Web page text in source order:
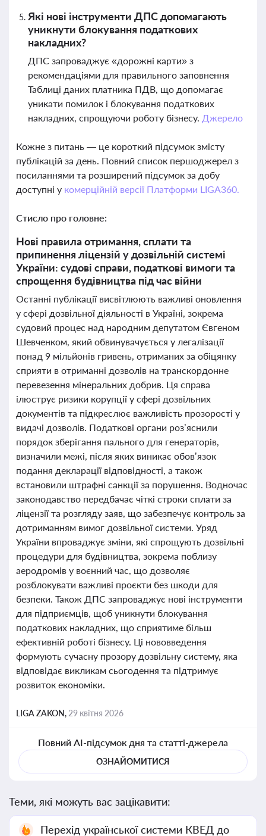
Які нові інструменти ДПС допомагають
уникнути блокування податкових
накладних?
ДПС запроваджує «дорожні карти» з
рекомендаціями для правильного заповнення
Таблиці даних платника ПДВ, що допомагає
уникати помилок і блокування податкових
накладних, спрощуючи роботу бізнесу. Джерело
Кожне з питань — це короткий підсумок змісту
публікацій за день. Повний список першоджерел з
посиланнями та розширений підсумок за добу
доступні у комерційній версії Платформи LIGA360.
Стисло про головне:
Нові правила отримання, сплати та
припинення ліцензій у дозвільній системі
України: судові справи, податкові вимоги та
спрощення будівництва під час війни
Останні публікації висвітлюють важливі оновлення
у сфері дозвільної діяльності в Україні, зокрема
судовий процес над народним депутатом Євгеном
Шевченком, який обвинувачується у легалізації
понад 9 мільйонів гривень, отриманих за обіцянку
сприяти в отриманні дозволів на транскордонне
перевезення мінеральних добрив. Ця справа
ілюструє ризики корупції у сфері дозвільних
документів та підкреслює важливість прозорості у
видачі дозволів. Податкові органи роз’яснили
порядок зберігання пального для генераторів,
визначили межі, після яких виникає обов’язок
подання декларації відповідності, а також
встановили штрафні санкції за порушення. Водночас
законодавство передбачає чіткі строки сплати за
ліцензії та розгляду заяв, що забезпечує контроль за
дотриманням вимог дозвільної системи. Уряд
України впроваджує зміни, які спрощують дозвільні
процедури для будівництва, зокрема поблизу
аеродромів у воєнний час, що дозволяє
розблокувати важливі проєкти без шкоди для
безпеки. Також ДПС запроваджує нові інструменти
для підприємців, щоб уникнути блокування
податкових накладних, що сприятиме більш
ефективній роботі бізнесу. Ці нововведення
формують сучасну прозору дозвільну систему, яка
відповідає викликам сьогодення та підтримує
розвиток економіки.
LIGA ZAKON, 29 квітня 2026
Повний AI-підсумок дня та статті-джерела
ОЗНАЙОМИТИСЯ
Теми, які можуть вас зацікавити:
Перехід української системи КВЕД до